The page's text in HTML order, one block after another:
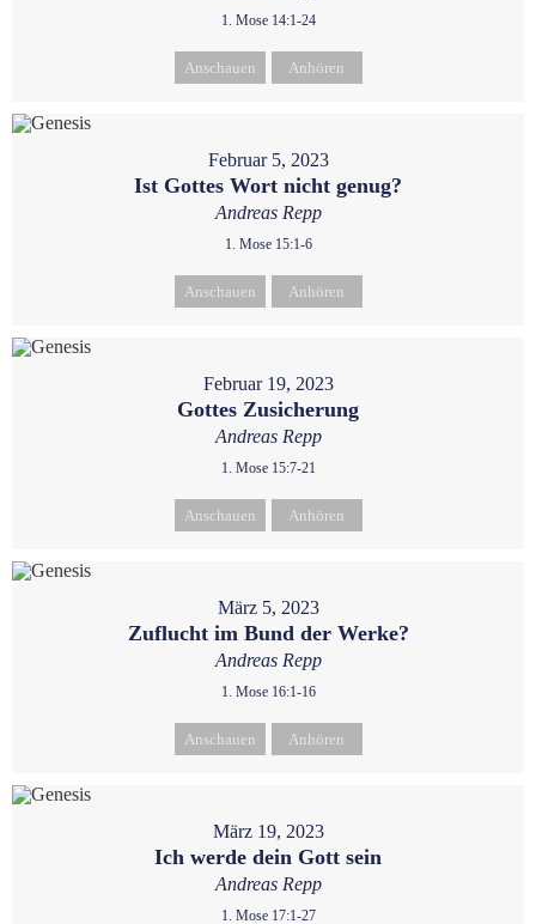
1. Mose 14:1-24
Anschauen Anhören
Februar 5, 2023
Ist Gottes Wort nicht genug?
Andreas Repp
1. Mose 15:1-6
Anschauen Anhören
Februar 19, 2023
Gottes Zusicherung
Andreas Repp
1. Mose 15:7-21
Anschauen Anhören
März 5, 2023
Zuflucht im Bund der Werke?
Andreas Repp
1. Mose 16:1-16
Anschauen Anhören
März 19, 2023
Ich werde dein Gott sein
Andreas Repp
1. Mose 17:1-27